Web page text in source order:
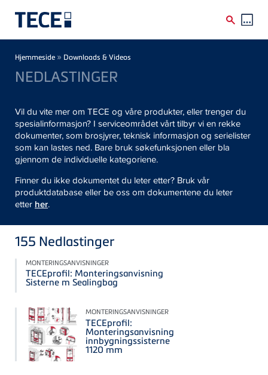
Breadcrumb
Hjemmeside » Downloads & Videos
NEDLASTINGER
Vil du vite mer om TECE og våre produkter, eller trenger du
spesialinformasjon? I serviceområdet vårt tilbyr vi en rekke
dokumenter, som brosjyrer, teknisk informasjon og serielister
som kan lastes ned. Bare bruk søkefunksjonen eller bla
gjennom de individuelle kategoriene.
Finner du ikke dokumentet du leter etter? Bruk vår
produktdatabase eller be oss om dokumentene du leter
etter her.
155 Nedlastinger
MONTERINGSANVISNINGER
TECEprofil: Monteringsanvisning
Sisterne m Sealingbag
MONTERINGSANVISNINGER
TECEprofil:
Monteringsanvisning
innbygningssisterne
1120 mm